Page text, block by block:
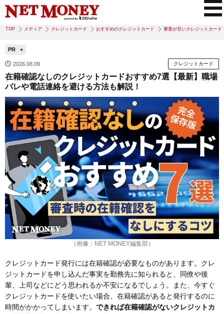
TOP メディア クレジットカード おすすめのクレジットカード 審査が甘いクレジットカード
PR
2026.08.09 クレジットカード
在籍確認なしのクレジットカードおすすめ7選【最新】職場
バレや電話連絡を避ける方法も解説！
（画像：NET MONEY編集部）
クレジットカード発行には在籍確認が必要なものがあります。クレ
ジットカードを申し込んだ事実を勤務先に知られると、同僚や後
輩、上司などにどう思われるか不安になるでしょう。また、今すぐ
クレジットカードを使いたい場合、在籍確認があると発行するのに
時間がかかってしまいます。 できれば在籍確認がないクレジットカ